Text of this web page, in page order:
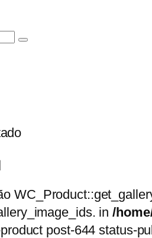
in/
post-644 status-